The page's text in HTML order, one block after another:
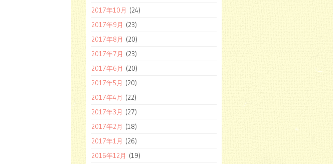
2017年10月 (24)
2017年9月 (23)
2017年8月 (20)
2017年7月 (23)
2017年6月 (20)
2017年5月 (20)
2017年4月 (22)
2017年3月 (27)
2017年2月 (18)
2017年1月 (26)
2016年12月 (19)